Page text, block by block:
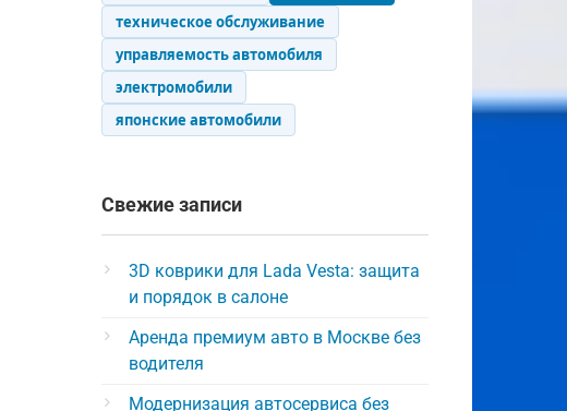
техническое обслуживание
управляемость автомобиля
электромобили
японские автомобили
Свежие записи
3D коврики для Lada Vesta: защита
и порядок в салоне
Аренда премиум авто в Москве без
водителя
Модернизация автосервиса без